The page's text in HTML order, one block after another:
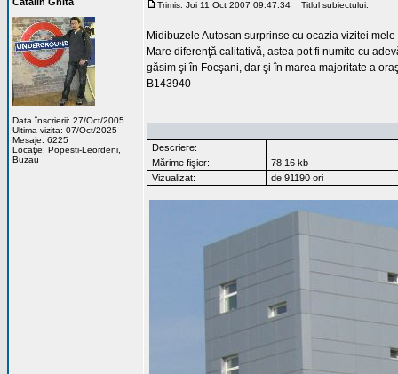
Data înscrierii: 27/Oct/2005
Ultima vizita: 07/Oct/2025
Mesaje: 6225
Locaţie: Popesti-Leordeni,
Buzau
Trimis: Joi 11 Oct 2007 09:47:34 Titlul subiectului:
Midibuzele Autosan surprinse cu ocazia vizitei
Mare diferenţă calitativă, astea pot fi numite cu
găsim şi în Focşani, dar şi în marea majoritate a
B143940
Descriere:
Mărime fişier:
78.16 kb
Vizualizat:
de 91190 ori